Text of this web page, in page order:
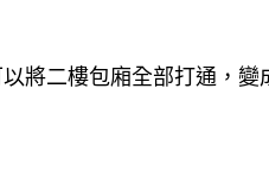
將二樓包廂全部打通，變